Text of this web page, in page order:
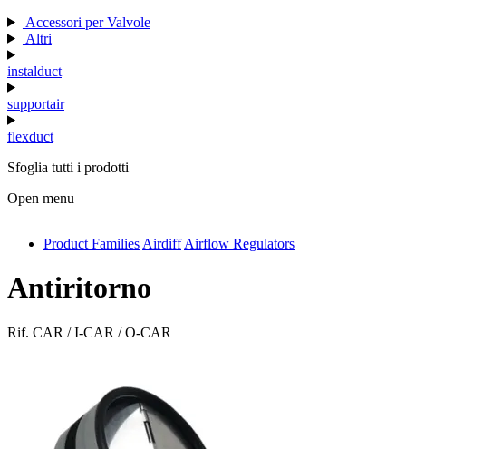
Accessori per Valvole
Altri
instalduct
supportair
flexduct
Sfoglia tutti i prodotti
Open menu
antivib
isolfix
flexduct
Product Families Airdiff Airflow Regulators
Antiritorno
Rif. CAR / I-CAR / O-CAR